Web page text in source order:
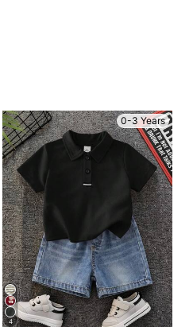
0-3 Years
4